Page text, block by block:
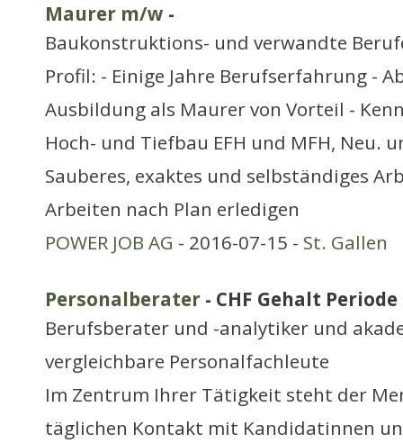
Maurer m/w -
Baukonstruktions- und verwandte
Profil: - Einige Jahre Berufserfahrung -
Ausbildung als Maurer von Vorteil -
Hoch- und Tiefbau EFH und MFH, Neu.
Sauberes, exaktes und selbständiges
Arbeiten nach Plan erledigen
POWER JOB AG - 2016-07-15 - St. Gallen
Personalberater - CHF Gehalt
Berufsberater und -analytiker und
vergleichbare Personalfachleute
Im Zentrum Ihrer Tätigkeit steht der
täglichen Kontakt mit Kandidatinnen